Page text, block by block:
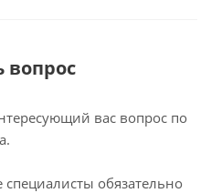
вопрос
вас вопрос по
обязательно